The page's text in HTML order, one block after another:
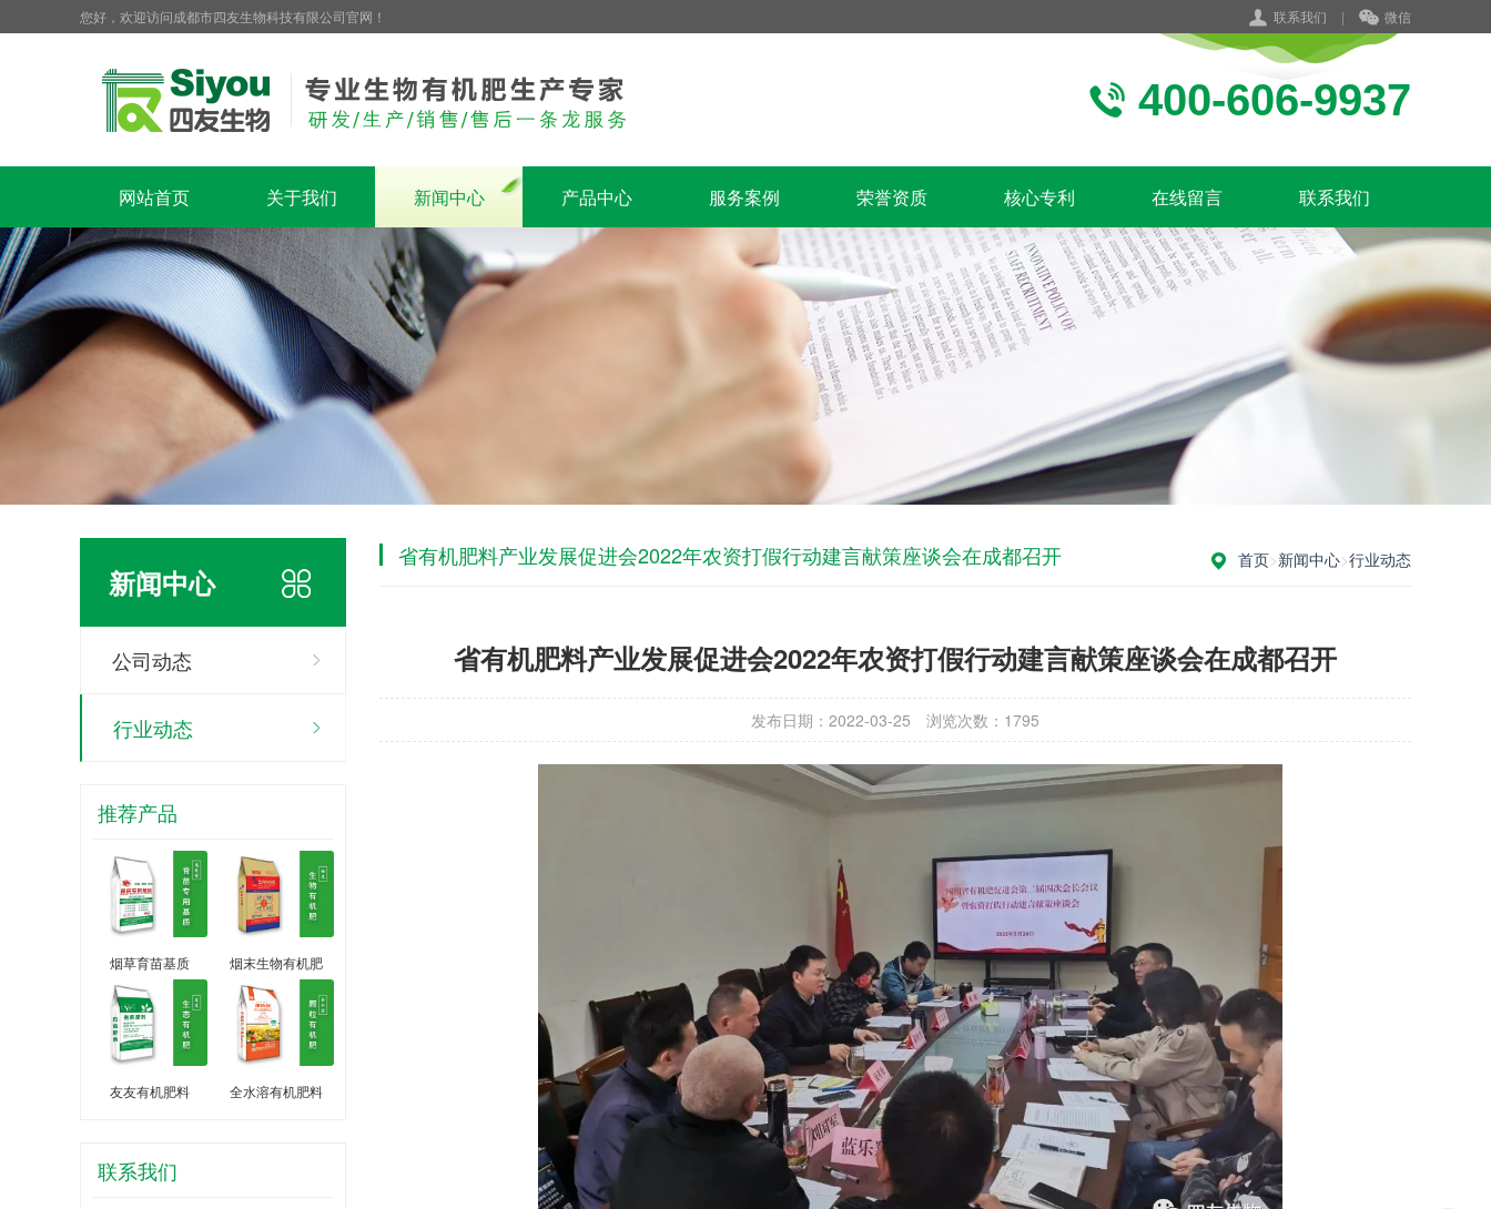
联系我们 | 微信
您好，欢迎访问成都市四友生物科技有限公司官网！
400-606-9937
网站首页 关于我们 新闻中心 产品中心 服务案例 荣誉资质 核心专利 在线留言 联系我们
新闻中心
公司动态
行业动态
推荐产品
烟草育苗基质 烟末生物有机肥
友友有机肥料 全水溶有机肥料
联系我们
首页>新闻中心>行业动态
省有机肥料产业发展促进会2022年农资打假行动建言献策座谈会在成都召开
省有机肥料产业发展促进会2022年农资打假行动建言献策座谈会在成都召开
发布日期：2022-03-25 浏览次数： 1795